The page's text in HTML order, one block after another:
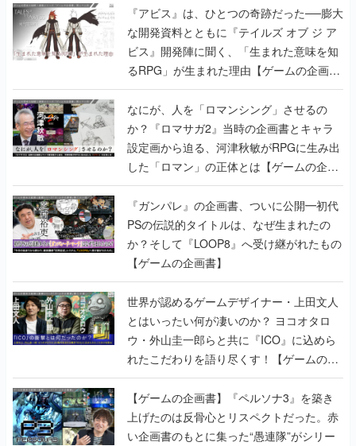
『アビス』は、ひとつの奇跡だった──膨大
な開発資料とともに『テイルズ オブ ジ ア
ビス』開発陣に聞く、「生まれた意味を知
るRPG」が生まれた理由【ゲームの企画
書】
なにが、人を「ロマンシング」させるの
か？『ロマサガ2』当時の企画書とキャラ
設定画から迫る、河津秋敏がRPGに生み出
した「ロマン」の正体とは【ゲームの企画
書】
『ガンパレ』の企画書、ついに公開━初代
PSの伝説的タイトルは、なぜ生まれたの
か？そして『LOOP8』へ受け継がれたもの
【ゲームの企画書】
世界が認めるゲームデザイナー・上田文人
とはいったい何が凄いのか？ ヨコオタロ
ウ・外山圭一郎らと共に『ICO』に込めら
れたこだわりを語り尽くす！【ゲームの企
画書】
【ゲームの企画書】『ペルソナ3』を築き
上げたのは反骨心とリスペクトだった。赤
い企画書のもとに集った“愚連隊”がシリー